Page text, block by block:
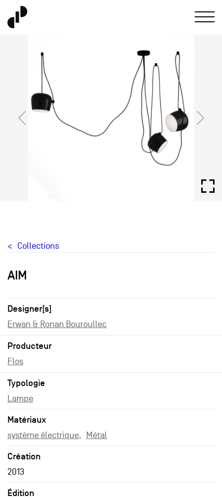
Collections
AIM
Designer[s]
Erwan & Ronan Bouroullec
Producteur
Flos
Typologie
Lampe
Matériaux
système électrique Métal
Création
2013
Édition